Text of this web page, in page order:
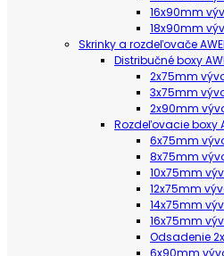
16x90mm
18x90mm
Skrinky a rozdeľovače
Distribučné boxy
2x75mm
3x75mm
2x90mm
Rozdeľovacie boxy
6x75mm
8x75mm
10x75mm
12x75mm
14x75mm
16x75mm
Odsadenie